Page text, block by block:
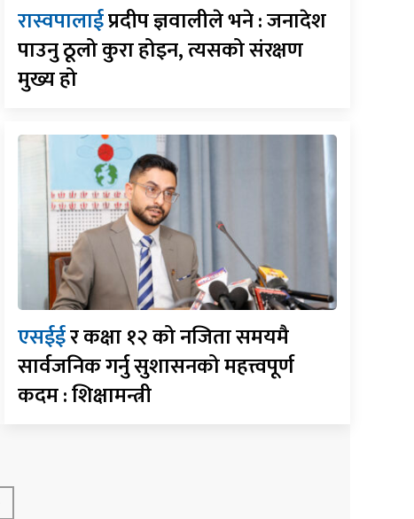
रास्वपालाईप्रदीप ज्ञवालीले भने : जनादेश
पाउनु ठूलो कुरा होइन, त्यसको संरक्षण
मुख्य हो
एसईईर कक्षा १२ को नजिता समयमै
सार्वजनिक गर्नु सुशासनको महत्त्वपूर्ण
कदम : शिक्षामन्त्री